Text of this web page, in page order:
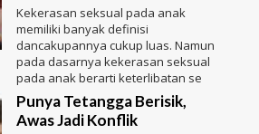
Kekerasan seksual pada anak
memiliki banyak definisi
dancakupannya cukup luas. Namun
pada dasarnya kekerasan seksual
pada anak berarti keterlibatan se
Punya Tetangga Berisik,
Awas Jadi Konflik